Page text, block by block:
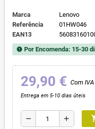
Marca
Lenovo
Referência
01HW046
EAN13
new_releases Por Encomenda: 15-30
29,90 € Com IVA
Entrega em 5-10 dias úteis
remove add